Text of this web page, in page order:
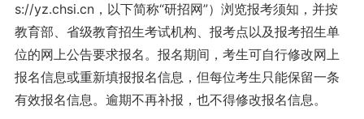
s://yz.chsi.cn，以下简称“研招网”）浏览报考须知，并按
教育部、省级教育招生考试机构、报考点以及报考招生单
位的网上公告要求报名。报名期间，考生可自行修改网上
报名信息或重新填报报名信息，但每位考生只能保留一条
有效报名信息。逾期不再补报，也不得修改报名信息。